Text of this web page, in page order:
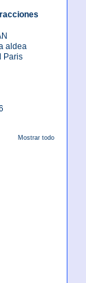
aldea
Paris
Mostrar todo